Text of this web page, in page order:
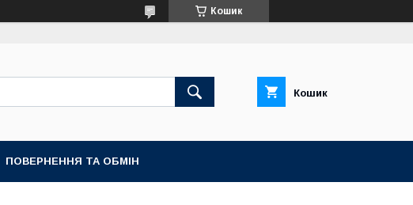
Кошик
Кошик
ПОВЕРНЕННЯ ТА ОБМІН